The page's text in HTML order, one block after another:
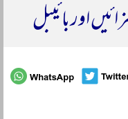
اور بائیبل